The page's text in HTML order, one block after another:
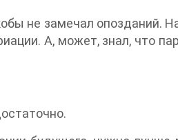
не замечал опозданий.
А, может, знал, что